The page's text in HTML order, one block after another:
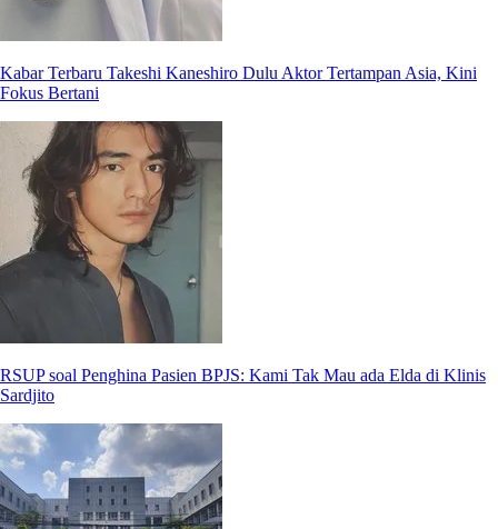
Kabar Terbaru Takeshi Kaneshiro Dulu Aktor Tertampan Asia, Kini
Fokus Bertani
RSUP soal Penghina Pasien BPJS: Kami Tak Mau ada Elda di Klinis
Sardjito